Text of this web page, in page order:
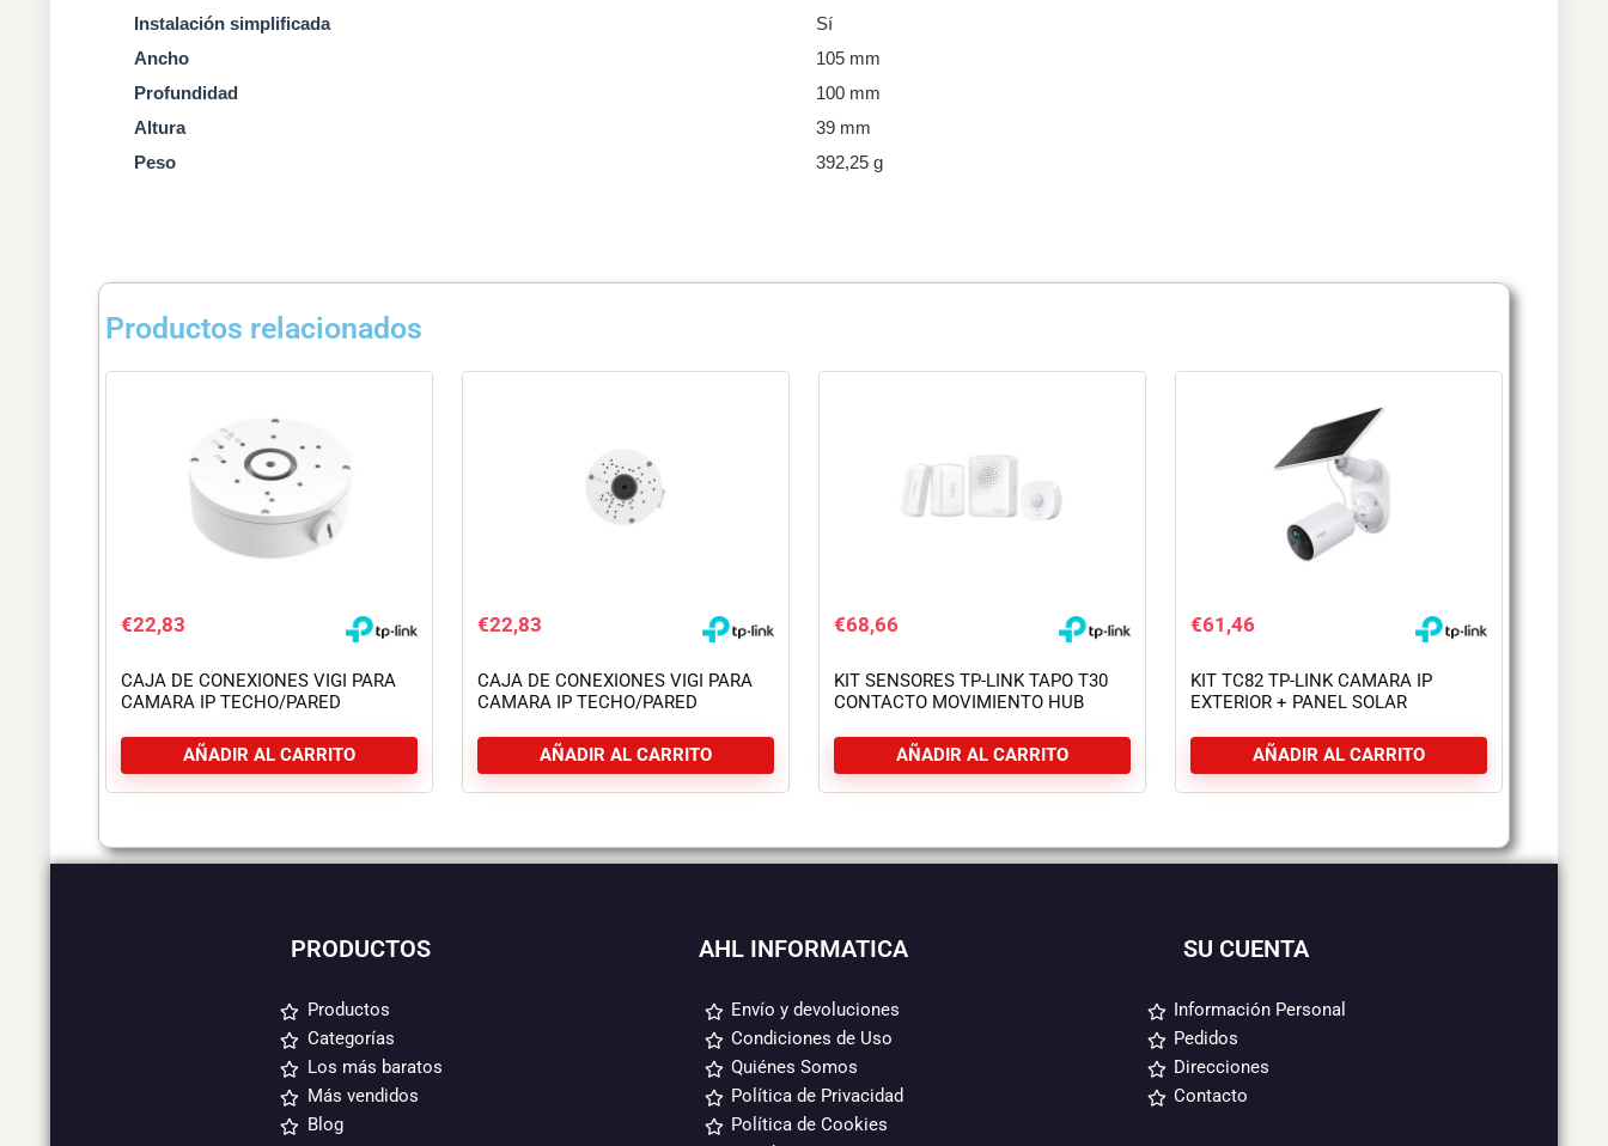
Instalación simplificada
Sí
Ancho
105 mm
Profundidad
100 mm
Altura
39 mm
Peso
392,25 g
Productos relacionados
€22,83
CAJA DE CONEXIONES VIGI PARA
CAMARA IP TECHO/PARED
AÑADIR AL CARRITO
€22,83
CAJA DE CONEXIONES VIGI PARA
CAMARA IP TECHO/PARED
AÑADIR AL CARRITO
€68,66
KIT SENSORES TP-LINK TAPO T30
CONTACTO MOVIMIENTO HUB
AÑADIR AL CARRITO
€61,46
KIT TC82 TP-LINK CAMARA IP
EXTERIOR + PANEL SOLAR
AÑADIR AL CARRITO
PRODUCTOS
Productos
Categorías
Los más baratos
Más vendidos
Blog
AHL INFORMATICA
Envío y devoluciones
Condiciones de Uso
Quiénes Somos
Política de Privacidad
Política de Cookies
SU CUENTA
Información Personal
Pedidos
Direcciones
Contacto